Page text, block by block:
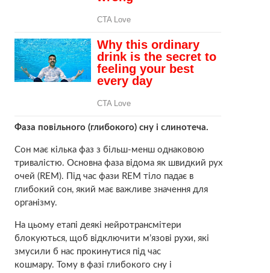
Фаза повільного (глибокого) сну і слинотеча.
Сон має кілька фаз з більш-менш однаковою
тривалістю. Основна фаза відома як швидкий рух
очей (REM). Під час фази REM тіло падає в
глибокий сон, який має важливе значення для
організму.
На цьому етапі деякі нейротрансмітери
блокуються, щоб відключити м’язові рухи, які
змусили б нас прокинутися під час
кошмару. Тому в фазі глибокого сну і